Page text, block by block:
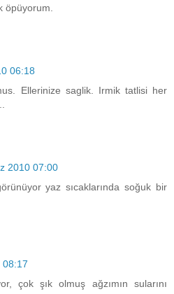
öpüyorum.
06:18
Ellerinize saglik. Irmik tatlisi her
2010 07:00
yaz sıcaklarında soğuk bir
08:17
çok şık olmuş ağzımın sularını